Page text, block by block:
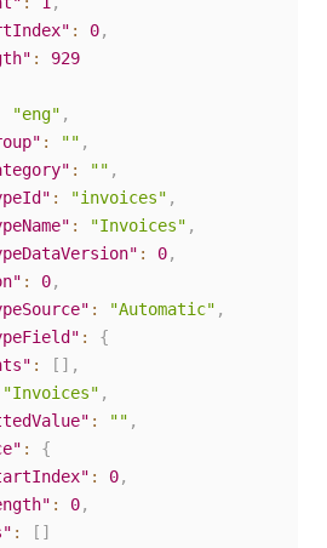
: 0,
:
929
"eng" ,
: "" ,
: "" ,
: "invoices" ,
: "Invoices" ,
: 0,
: 0,
: "Automatic" ,
:
{
: [ ] ,
"Invoices" ,
: "" ,
:
{
: 0,
: 0,
: [ ]